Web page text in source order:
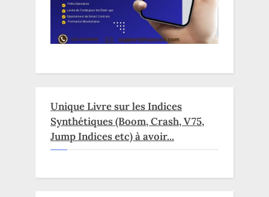
Unique Livre sur les Indices
Synthétiques (Boom, Crash, V75,
Jump Indices etc) à avoir...